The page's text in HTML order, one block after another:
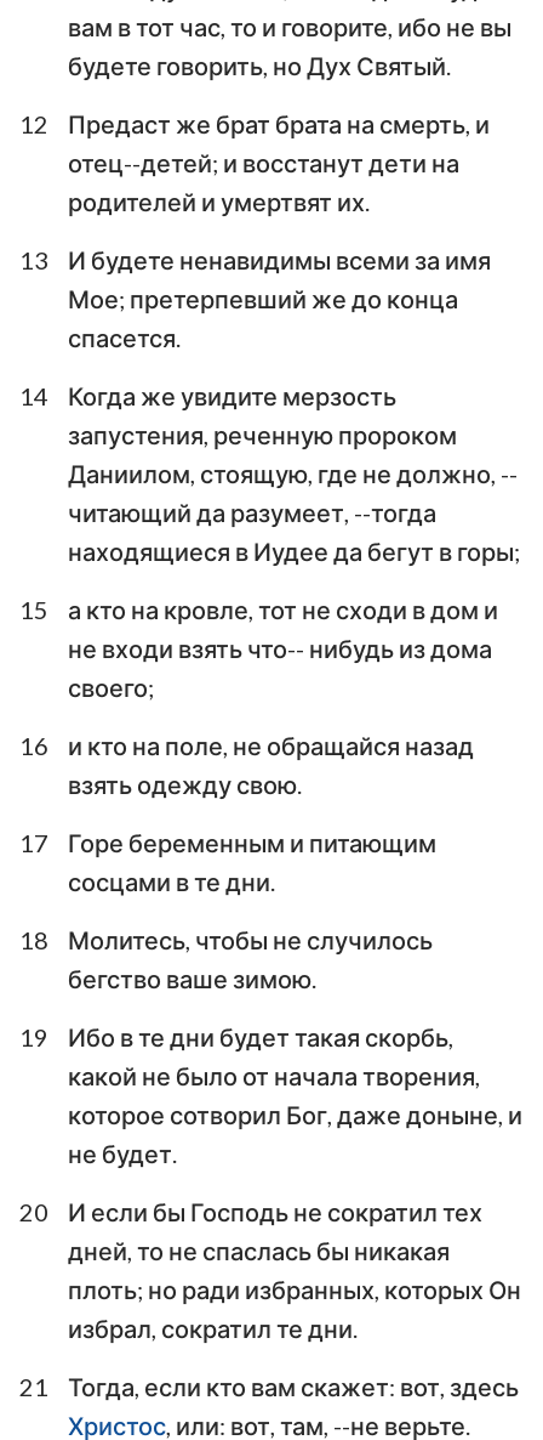
вам в тот час, то и говорите, ибо не вы
будете говорить, но Дух Святый.
12
Предаст же брат брата на смерть, и
отец--детей; и восстанут дети на
родителей и умертвят их.
13
И будете ненавидимы всеми за имя
Мое; претерпевший же до конца
спасется.
14
Когда же увидите мерзость
запустения, реченную пророком
Даниилом, стоящую, где не должно, --
читающий да разумеет, --тогда
находящиеся в Иудее да бегут в горы;
15
а кто на кровле, тот не сходи в дом и
не входи взять что-- нибудь из дома
своего;
16
и кто на поле, не обращайся назад
взять одежду свою.
17
Горе беременным и питающим
сосцами в те дни.
18
Молитесь, чтобы не случилось
бегство ваше зимою.
19
Ибо в те дни будет такая скорбь,
какой не было от начала творения,
которое сотворил Бог, даже доныне, и
не будет.
20
И если бы Господь не сократил тех
дней, то не спаслась бы никакая
плоть; но ради избранных, которых Он
избрал, сократил те дни.
21
Тогда, если кто вам скажет: вот, здесь
Христос , или: вот, там, --не верьте.